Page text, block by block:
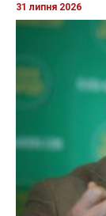
31 липня 2026